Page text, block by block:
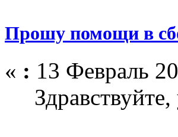
Прошу помощи в
« : 13 Февраль